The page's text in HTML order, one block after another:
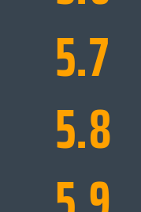
5.7
5.8